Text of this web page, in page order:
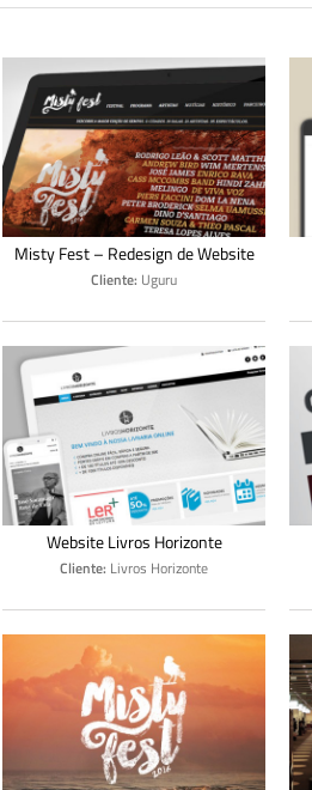
Misty Fest – Redesign de Website
Cliente: Uguru
Website Livros Horizonte
Cliente: Livros Horizonte